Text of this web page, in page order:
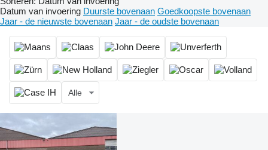
Datum van invoering Duurste bovenaan Goedkoopste bovenaan
Jaar - de nieuwste bovenaan Jaar - de oudste bovenaan
Alle